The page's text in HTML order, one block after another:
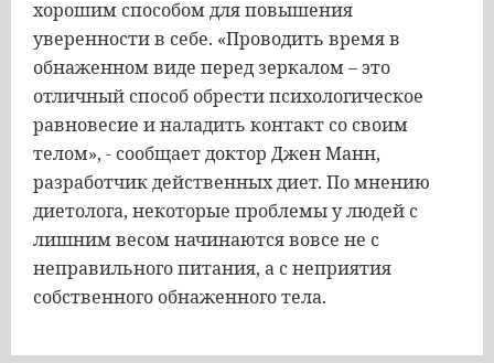
хорошим способом для повышения
уверенности в себе. «Проводить время в
обнаженном виде перед зеркалом – это
отличный способ обрести психологическое
равновесие и наладить контакт со своим
телом», - сообщает доктор Джен Манн,
разработчик действенных диет. По мнению
диетолога, некоторые проблемы у людей с
лишним весом начинаются вовсе не с
неправильного питания, а с неприятия
собственного обнаженного тела.